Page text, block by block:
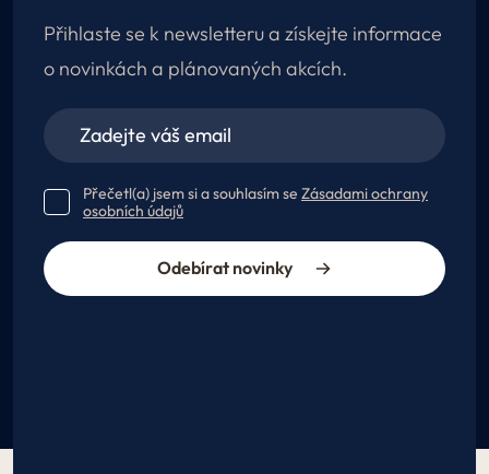
Přihlaste se k newsletteru a získejte informace
o novinkách a plánovaných akcích.
Přečetl(a) jsem si a souhlasím se Zásadami ochrany
osobních údajů
Odebírat novinky